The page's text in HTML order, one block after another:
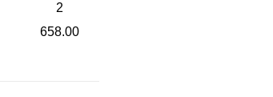
2
658.00